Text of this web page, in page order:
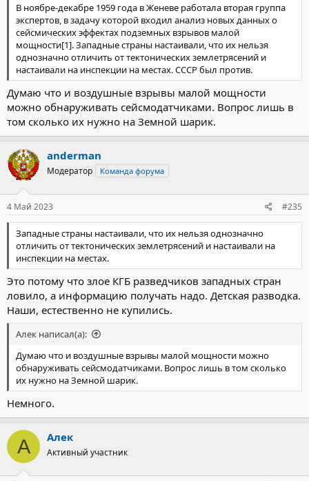
В ноябре-декабре 1959 года в Женеве работала вторая группа
экспертов, в задачу которой входил анализ новых данных о
сейсмических эффектах подземных взрывов малой
мощности[1]. Западные страны настаивали, что их нельзя
однозначно отличить от тектонических землетрясений и
настаивали на инспекции на местах. СССР был против.
Думаю что и воздушные взрывы малой мощности
можно обнаруживать сейсмодатчиками. Вопрос лишь в
том сколько их нужно на Земной шарик.
anderman
Модератор Команда форума
4 Май 2023 #235
Западные страны настаивали, что их нельзя однозначно
отличить от тектонических землетрясений и настаивали на
инспекции на местах.
Это потому что злое КГБ разведчиков западных стран
ловило, а информацию получать надо. Детская разводка.
Наши, естественно не купились.
Алек написал(а):
Думаю что и воздушные взрывы малой мощности можно
обнаруживать сейсмодатчиками. Вопрос лишь в том сколько
их нужно на Земной шарик.
Немного.
А Алек
Активный участник